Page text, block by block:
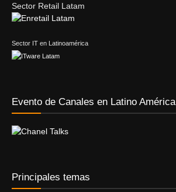
Sector Retail Latam
Sector IT en Latinoamérica
Evento de Canales en Latino América
Principales temas